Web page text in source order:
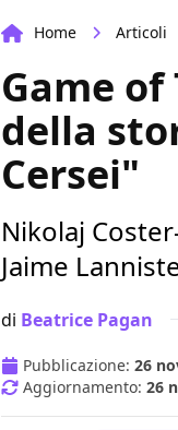
Home Articoli
Game
della
Cersei"
Nikolaj
Jaime
di Beatrice Pagan
Pubblicazione: 26
Aggiornamento: 26